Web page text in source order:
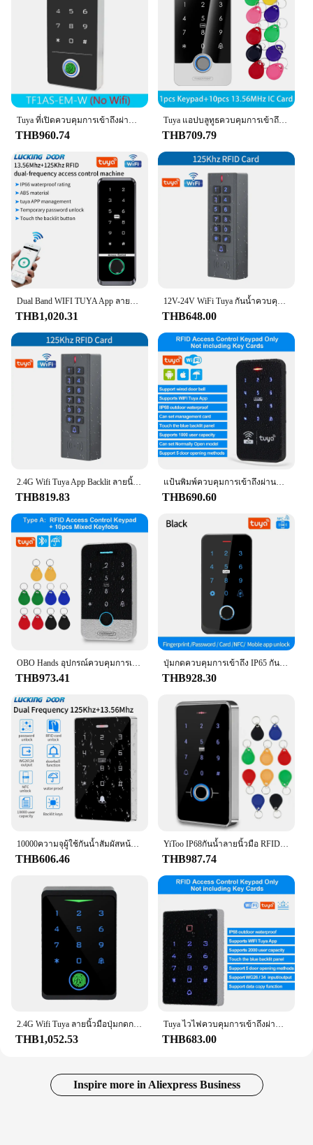
Tuya ที่เปิดควบคุมการเข้าถึงผ่านแอประบบ WiFi ที่เปิดประตูอิเล็กทรอนิกส์แป้นพิมพ์ล็อคประตูไฟฟ้าดิจิทัล125กิโลเฮิรตซ์เครื่องอ่าน RFID เอาต์พุตแบบไร้สาย
THB960.74
Tuya แอปบลูทูธควบคุมการเข้าถึงลายนิ้วมือแบบสแตนด์อโลนโลหะ13.56เมตรคีย์บอร์ด RFID ปุ่มกดแบบสัมผัสกันน้ำที่เปิดประตู
THB709.79
THB1,020.31 THB648.00
THB819.83
แป้นพิมพ์ควบคุมการเข้าถึงผ่านแอป WiFi Tuya กันน้ำ13.56MHz คีย์บอร์ดการ์ด RFID เครื่องควบคุมการเข้าถึงหน้าจอสัมผัสระบบปลดล็อคจากระยะไกล
THB690.60
THB973.41
ปุ่มกดควบคุมการเข้าถึง IP65 กันน้ําลายนิ้วมือ Biometric หน้าจอสัมผัส Access Controller NFC บลูทูธ Tuya App RFID IC M1
THB928.30
THB606.46
YiToo IP68กันน้ำลายนิ้วมือ RFID ปุ่มกดหน้าจอสัมผัส Biometric Standalone Access Control ระบบกลางแจ้ง
THB987.74
2.4G Wifi Tuya ลายนิ้วมือปุ่มกดกลางแจ้ง 125 Khz RFID Reader Touch Backlight ประตูล็อคเปิดกันน้ํา
THB1,052.53
Tuya ไวไฟควบคุมการเข้าถึงผ่านแอปกันน้ำได้, เครื่องอ่านคีย์บอร์ด RFID แบล็คไลท์แบบสัมผัสที่เปิดประตู WG26สัญญาณเตือน
THB683.00
Inspire more in Aliexpress Business